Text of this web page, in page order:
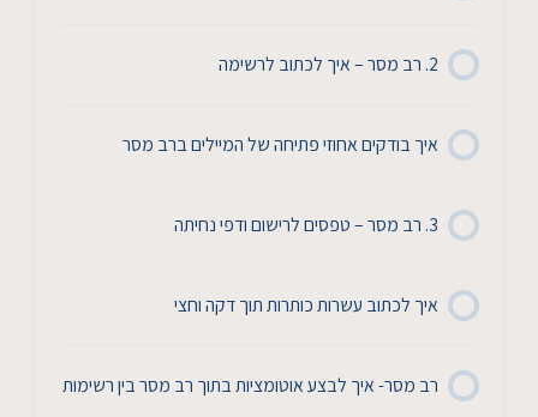
2. רב מסר – איך לכתוב לרשימה
איך בודקים אחוזי פתיחה של המיילים ברב מסר
3. רב מסר – טפסים לרישום ודפי נחיתה
איך לכתוב עשרות כותרות תוך דקה וחצי
רב מסר- איך לבצע אוטומציות בתוך רב מסר בין רשימות